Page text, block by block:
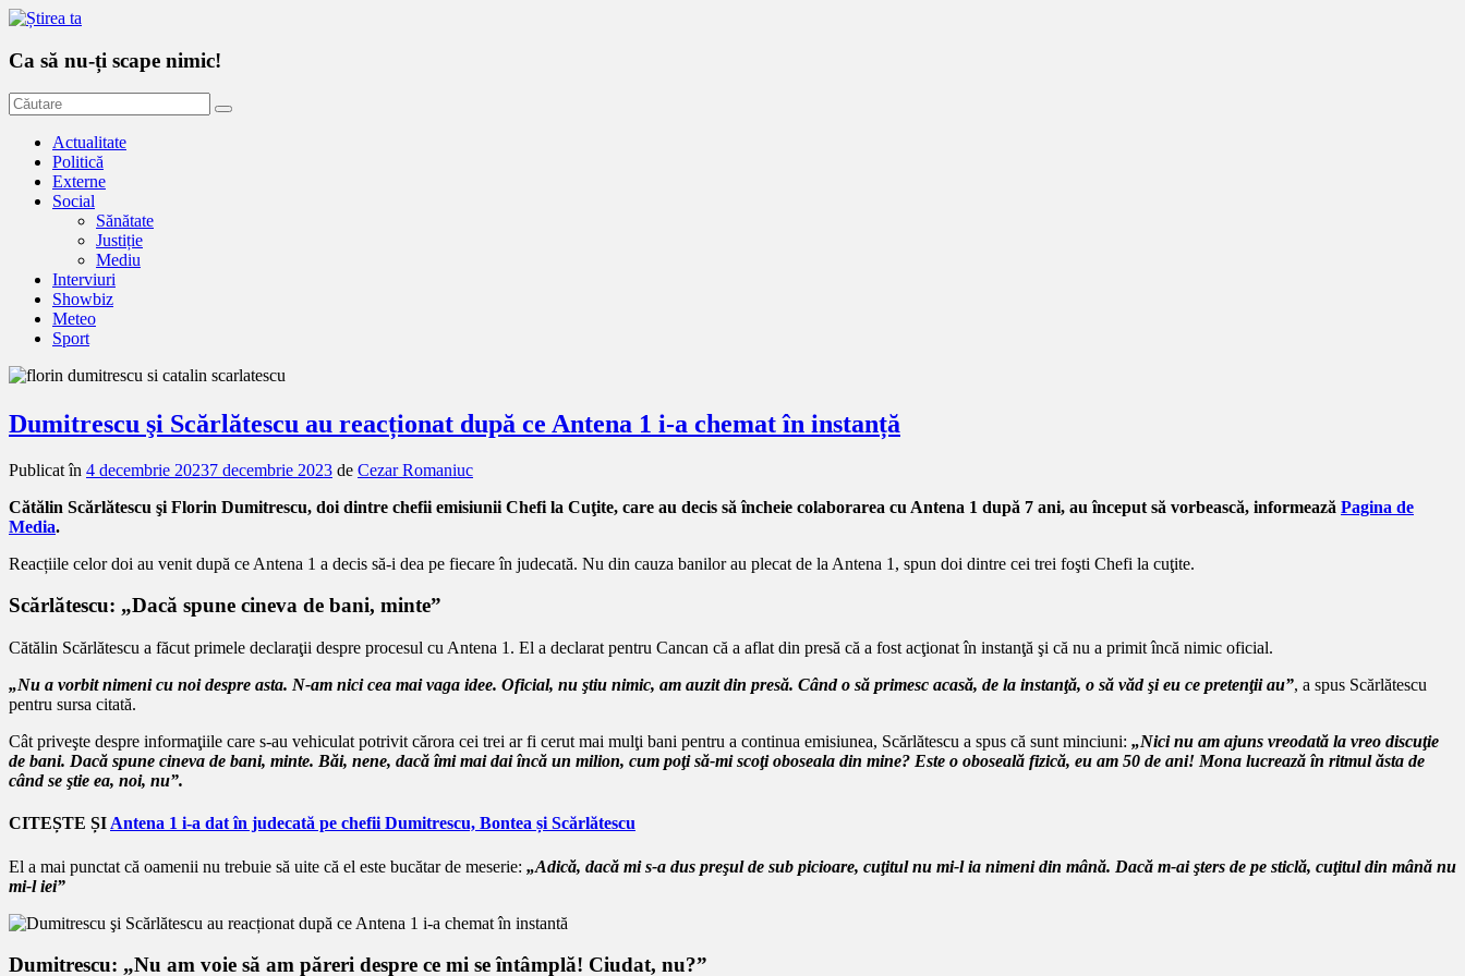
Ca să nu-ți scape nimic!
Actualitate
Politică
Externe
Social
Sănătate
Justiție
Mediu
Interviuri
Showbiz
Meteo
Sport
Dumitrescu şi Scărlătescu au reacționat după ce Antena 1 i-a chemat în instanță
Publicat în 4 decembrie 20237 decembrie 2023 de Cezar Romaniuc
Cătălin Scărlătescu şi Florin Dumitrescu, doi dintre chefii emisiunii Chefi la Cuţite, care au decis să încheie colaborarea cu Antena 1 după 7 ani, au început să vorbească, informează Pagina de
Media.
Reacțiile celor doi au venit după ce Antena 1 a decis să-i dea pe fiecare în judecată. Nu din cauza banilor au plecat de la Antena 1, spun doi dintre cei trei foşti Chefi la cuţite.
Scărlătescu: „Dacă spune cineva de bani, minte”
Cătălin Scărlătescu a făcut primele declaraţii despre procesul cu Antena 1. El a declarat pentru Cancan că a aflat din presă că a fost acţionat în instanţă şi că nu a primit încă nimic oficial.
„Nu a vorbit nimeni cu noi despre asta. N-am nici cea mai vaga idee. Oficial, nu ştiu nimic, am auzit din presă. Când o să primesc acasă, de la instanţă, o să văd şi eu ce pretenţii au”, a spus Scărlătescu
pentru sursa citată.
Cât priveşte despre informaţiile care s-au vehiculat potrivit cărora cei trei ar fi cerut mai mulţi bani pentru a continua emisiunea, Scărlătescu a spus că sunt minciuni: „Nici nu am ajuns vreodată la vreo discuţie
de bani. Dacă spune cineva de bani, minte. Băi, nene, dacă îmi mai dai încă un milion, cum poţi să-mi scoţi oboseala din mine? Este o oboseală fizică, eu am 50 de ani! Mona lucrează în ritmul ăsta de
când se ştie ea, noi, nu”.
CITEȘTE ȘI Antena 1 i-a dat în judecată pe chefii Dumitrescu, Bontea și Scărlătescu
El a mai punctat că oamenii nu trebuie să uite că el este bucătar de meserie: „Adică, dacă mi s-a dus preşul de sub picioare, cuţitul nu mi-l ia nimeni din mână. Dacă m-ai şters de pe sticlă, cuţitul din mână nu
mi-l iei”
Dumitrescu: „Nu am voie să am păreri despre ce mi se întâmplă! Ciudat, nu?”